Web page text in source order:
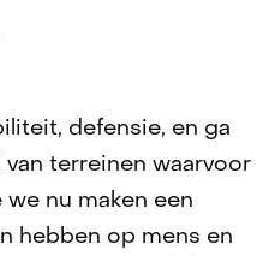
defensie, en ga
van terreinen waarvoor
nu maken een
hebben op mens en